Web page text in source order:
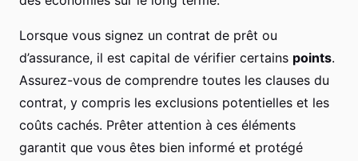
Lorsque vous signez un contrat de prêt ou
d’assurance, il est capital de vérifier certains points.
Assurez-vous de comprendre toutes les clauses du
contrat, y compris les exclusions potentielles et les
coûts cachés. Prêter attention à ces éléments
garantit que vous êtes bien informé et protégé